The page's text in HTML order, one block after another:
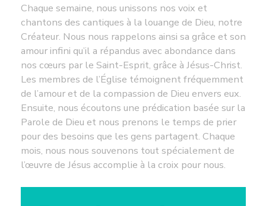
Chaque semaine, nous unissons nos voix et
chantons des cantiques à la louange de Dieu, notre
Créateur. Nous nous rappelons ainsi sa grâce et son
amour infini qu’il a répandus avec abondance dans
nos cœurs par le Saint-Esprit, grâce à Jésus-Christ.
Les membres de l’Église témoignent fréquemment
de l’amour et de la compassion de Dieu envers eux.
Ensuite, nous écoutons une prédication basée sur la
Parole de Dieu et nous prenons le temps de prier
pour des besoins que les gens partagent. Chaque
mois, nous nous souvenons tout spécialement de
l’œuvre de Jésus accomplie à la croix pour nous.